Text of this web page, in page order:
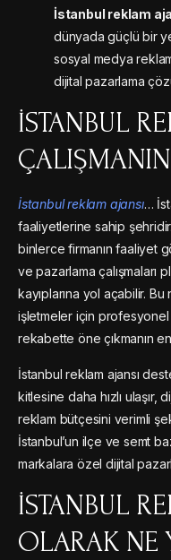
İstanbul reklam
dünyada güçlü bir
sosyal medya
dijital pazarlama
İSTANBUL
İstanbul reklam ajansı…
faaliyetlerine sahip
binlerce firmanın faaliyet
ve pazarlama çalışmaları
kayıplarına yol açabilir.
işletmeler için profesyonel
rekabette öne çıkmanın
İstanbul reklam ajansı
kitlesine daha hızlı ulaşır,
reklam bütçesini verimli
İstanbul’un ilçe ve semt
markalara özel dijital
İSTANBUL
OLARAK NE